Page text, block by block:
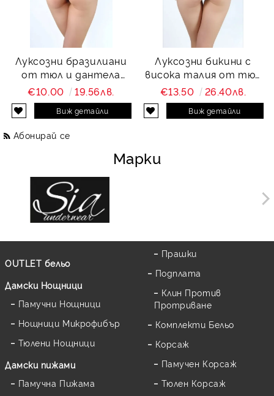
Луксозни бразилиани
от тюл и дантела
Charity
€10.00 19.56лв.
Виж детайли
Луксозни бикини с
висока талия от тюл
и дантела Charity
€13.50 26.40лв.
Виж детайли
Абонирай се
Марки
OUTLET бельо
Дамски Нощници
Памучни Нощници
Нощници Микрофибър
Тюлени Нощници
Дамски пижами
Памучна Пижама
Прашки
Подплата
Клин Против
Протриване
Комплекти Бельо
Корсаж
Памучен Корсаж
Тюлен Корсаж